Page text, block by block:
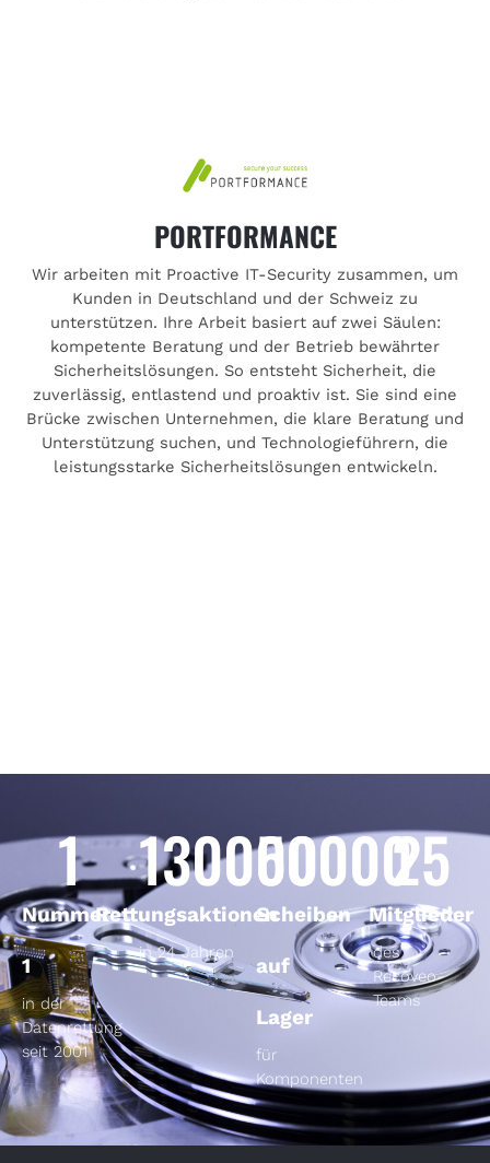
PORTFORMANCE
Wir arbeiten mit Proactive IT-Security zusammen, um
Kunden in Deutschland und der Schweiz zu
unterstützen. Ihre Arbeit basiert auf zwei Säulen:
kompetente Beratung und der Betrieb bewährter
Sicherheitslösungen. So entsteht Sicherheit, die
zuverlässig, entlastend und proaktiv ist. Sie sind eine
Brücke zwischen Unternehmen, die klare Beratung und
Unterstützung suchen, und Technologieführern, die
leistungsstarke Sicherheitslösungen entwickeln.
Nummer
1
1
in der
Datenrettung
seit 2001
Rettungsaktionen
130000
in 24 Jahren
Scheiben
auf
Lager
50000
für
Komponenten
Mitglieder
25
des
Recoveo-
Teams